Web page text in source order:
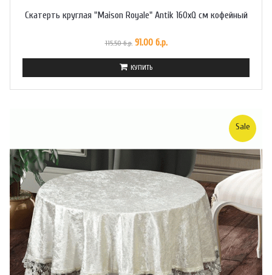
Скатерть круглая "Maison Royale" Antik 160xQ см кофейный
115.50 б.р. 91.00 б.р.
КУПИТЬ
Sale